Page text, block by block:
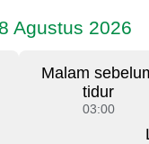
Agustus 2026
Malam
tidur
03:00